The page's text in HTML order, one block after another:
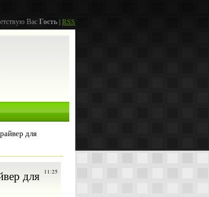
ВасГость|RSS
для
11:25
для